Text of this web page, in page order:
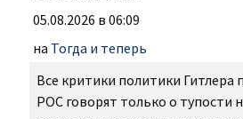
05.08.2026 в 06:09
на Тогда и теперь
Все критики политики
РОС говорят только о тупости